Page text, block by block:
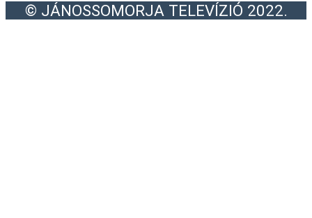
© JÁNOSSOMORJA TELEVÍZIÓ 2022.